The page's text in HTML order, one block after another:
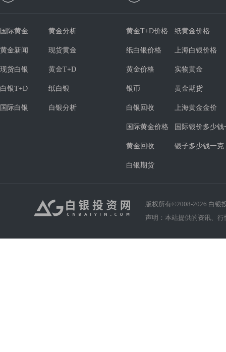
国际黄金 黄金分析
黄金新闻 现货黄金
现货白银 黄金T+D
白银T+D 纸白银
国际白银 白银分析
黄金T+D价格 纸黄金价格
纸白银价格 上海白银价格
黄金价格 实物黄金
银币 黄金期货
白银回收 上海黄金金价
国际黄金价格 国际银价多少钱
黄金回收 银子多少钱一克
白银期货
版权所有©2008-2026 白银
声明：本站提供的资讯、